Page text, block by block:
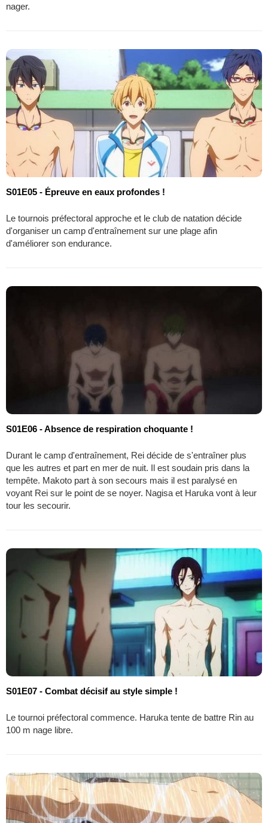
nager.
S01E05 - Épreuve en eaux profondes !
Le tournois préfectoral approche et le club de natation décide
d'organiser un camp d'entraînement sur une plage afin
d'améliorer son endurance.
S01E06 - Absence de respiration choquante !
Durant le camp d'entraînement, Rei décide de s'entraîner plus
que les autres et part en mer de nuit. Il est soudain pris dans la
tempête. Makoto part à son secours mais il est paralysé en
voyant Rei sur le point de se noyer. Nagisa et Haruka vont à leur
tour les secourir.
S01E07 - Combat décisif au style simple !
Le tournoi préfectoral commence. Haruka tente de battre Rin au
100 m nage libre.